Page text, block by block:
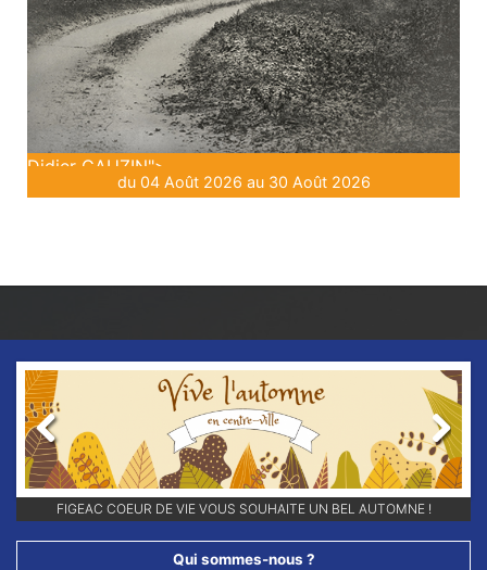
Didier GAUZIN">
du 04 Août 2026 au 30 Août 2026
RETROUVEZ-NOUS SUR NOS RÉSEAUX SOCIAUX ET ABONNEZ-VOUS
POUR NE RIEN LOUPER DE NOS ANIMATIONS !!
Previous Next
Qui sommes-nous ?